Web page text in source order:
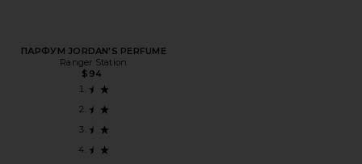
ПАРФУМ JORDAN'S PERFUME
Ranger Station
$94